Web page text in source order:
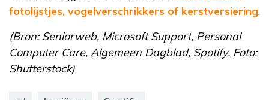
fotolijstjes, vogelverschrikkers of kerstversiering.
(Bron: Seniorweb, Microsoft Support, Personal
Computer Care, Algemeen Dagblad, Spotify. Foto:
Shutterstock)